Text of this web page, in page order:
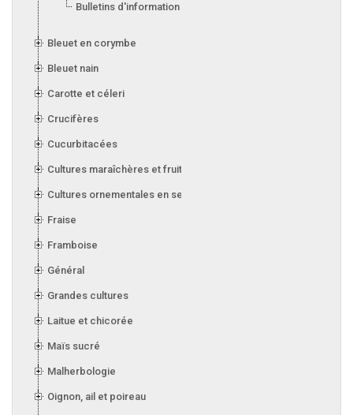
Bulletins d'information 2004
Bleuet en corymbe
Bleuet nain
Carotte et céleri
Crucifères
Cucurbitacées
Cultures maraîchères et fruitières en serre
Cultures ornementales en serre
Fraise
Framboise
Général
Grandes cultures
Laitue et chicorée
Maïs sucré
Malherbologie
Oignon, ail et poireau